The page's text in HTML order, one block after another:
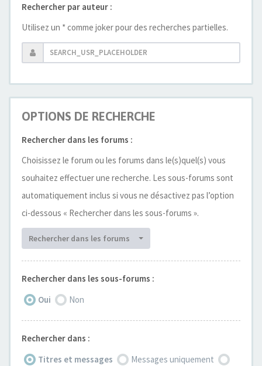
Rechercher par auteur :
Utilisez un * comme joker pour des recherches partielles.
OPTIONS DE RECHERCHE
Rechercher dans les forums :
Choisissez le forum ou les forums dans le(s)quel(s) vous
souhaitez effectuer une recherche. Les sous-forums sont
automatiquement inclus si vous ne désactivez pas l’option
ci-dessous « Rechercher dans les sous-forums ».
Rechercher dans les forums
Rechercher dans les sous-forums :
Oui
Non
Rechercher dans :
Titres et messages
Messages uniquement